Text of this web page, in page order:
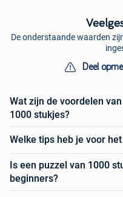
De onderstaande waarden
Deel
Wat zijn de voordelen
1000 stukjes?
Welke tips heb je voor
Is een puzzel van 1000
beginners?